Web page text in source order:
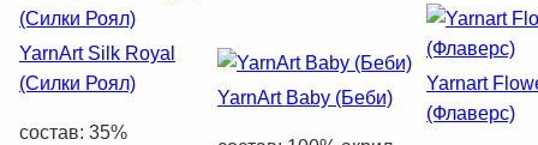
YarnArt Silk Royal
(Силки Роял)
состав: 35%
YarnArt Baby (Беби)
Yarnart
(Флаверс)